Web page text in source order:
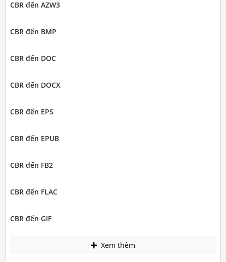
CBR đến AZW3
CBR đến BMP
CBR đến DOC
CBR đến DOCX
CBR đến EPS
CBR đến EPUB
CBR đến FB2
CBR đến FLAC
CBR đến GIF
Xem thêm